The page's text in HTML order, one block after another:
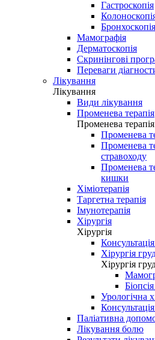
Гастроскопія
Бронхоскопія
Мамографія
Дерматоскопія
Скринінгові
Переваги
Лікування
Лікування
Види лікування
Променева терапія
Променева терапія
Променева
Променева
стравоходу
Променева
кишки
Хіміотерапія
Таргетна терапія
Імунотерапія
Хірургія
Хірургія
Хірургія
Хірургія
Урологічна
Паліативна
Лікування болю